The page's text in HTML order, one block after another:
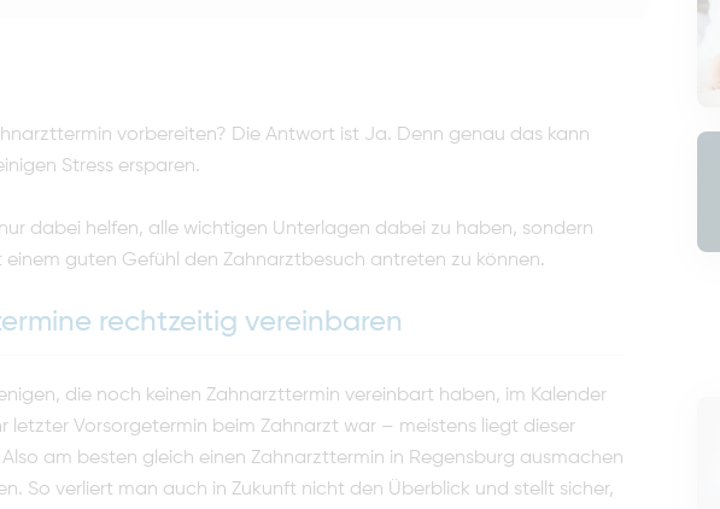
vorbereiten? Die Antwort ist Ja. Denn genau das kann
Stress ersparen.
dabei helfen, alle wichtigen Unterlagen dabei zu haben, sondern
guten Gefühl den Zahnarztbesuch antreten zu können.
rechtzeitig vereinbaren
die noch keinen Zahnarzttermin vereinbart haben, im Kalender
letzter Vorsorgetermin beim Zahnarzt war – meistens liegt dieser
am besten gleich einen Zahnarzttermin in Regensburg ausmachen
So verliert man auch in Zukunft nicht den Überblick und stellt sicher,